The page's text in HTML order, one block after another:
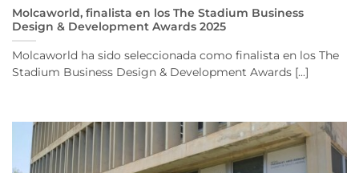
Molcaworld, finalista en los The Stadium Business
Design & Development Awards 2025
Molcaworld ha sido seleccionada como finalista en los The
Stadium Business Design & Development Awards [...]